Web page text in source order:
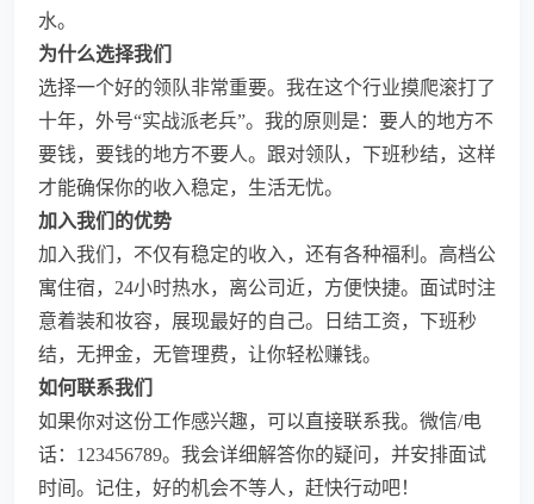
水。
为什么选择我们
选择一个好的领队非常重要。我在这个行业摸爬滚打了
十年，外号“实战派老兵”。我的原则是：要人的地方不
要钱，要钱的地方不要人。跟对领队，下班秒结，这样
才能确保你的收入稳定，生活无忧。
加入我们的优势
加入我们，不仅有稳定的收入，还有各种福利。高档公
寓住宿，24小时热水，离公司近，方便快捷。面试时注
意着装和妆容，展现最好的自己。日结工资，下班秒
结，无押金，无管理费，让你轻松赚钱。
如何联系我们
如果你对这份工作感兴趣，可以直接联系我。微信/电
话：123456789。我会详细解答你的疑问，并安排面试
时间。记住，好的机会不等人，赶快行动吧！